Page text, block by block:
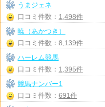
うまジェネ
口コミ件数： 1,498件
暁（あかつき）
口コミ件数： 8,139件
ハーレム競馬
口コミ件数： 1,395件
競馬ナンバー1
口コミ件数： 691件